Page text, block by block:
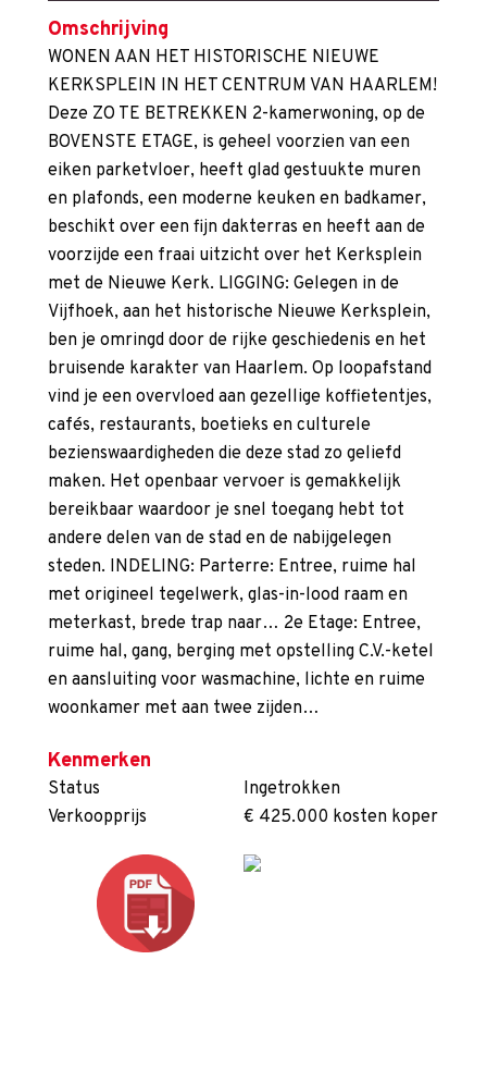
Omschrijving
WONEN AAN HET HISTORISCHE NIEUWE
KERKSPLEIN IN HET CENTRUM VAN HAARLEM!
Deze ZO TE BETREKKEN 2-kamerwoning, op de
BOVENSTE ETAGE, is geheel voorzien van een
eiken parketvloer, heeft glad gestuukte muren
en plafonds, een moderne keuken en badkamer,
beschikt over een fijn dakterras en heeft aan de
voorzijde een fraai uitzicht over het Kerksplein
met de Nieuwe Kerk. LIGGING: Gelegen in de
Vijfhoek, aan het historische Nieuwe Kerksplein,
ben je omringd door de rijke geschiedenis en het
bruisende karakter van Haarlem. Op loopafstand
vind je een overvloed aan gezellige koffietentjes,
cafés, restaurants, boetieks en culturele
bezienswaardigheden die deze stad zo geliefd
maken. Het openbaar vervoer is gemakkelijk
bereikbaar waardoor je snel toegang hebt tot
andere delen van de stad en de nabijgelegen
steden. INDELING: Parterre: Entree, ruime hal
met origineel tegelwerk, glas-in-lood raam en
meterkast, brede trap naar… 2e Etage: Entree,
ruime hal, gang, berging met opstelling C.V.-ketel
en aansluiting voor wasmachine, lichte en ruime
woonkamer met aan twee zijden…
Kenmerken
Status
Ingetrokken
Verkoopprijs
€ 425.000 kosten koper